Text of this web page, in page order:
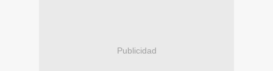
Publicidad